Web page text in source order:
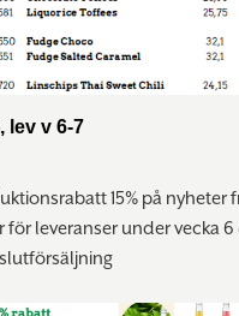
lev v 6-7
15% på nyheter
för leveranser under vecka 6